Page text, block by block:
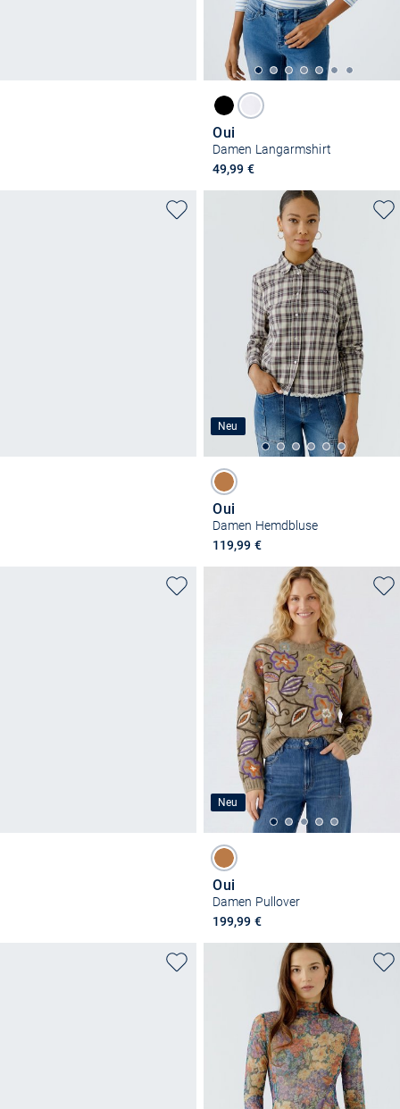
Oui
Damen Langarmshirt
49,99 €
Neu
Oui
Damen Hemdbluse
119,99 €
Neu
Oui
Damen Pullover
199,99 €